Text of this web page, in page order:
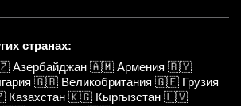
странах:
Азербайджан 🇦🇲 Армения 🇧🇾
🇬🇧 Великобритания 🇬🇪 Грузия
Казахстан 🇰🇬 Кыргызстан 🇱🇻